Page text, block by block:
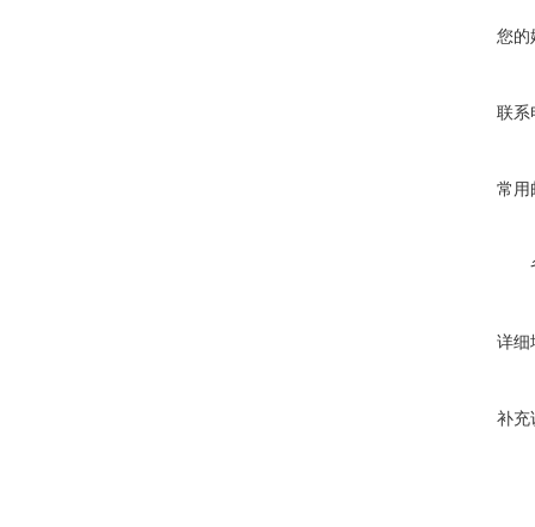
您的
联系
常用
详细
补充